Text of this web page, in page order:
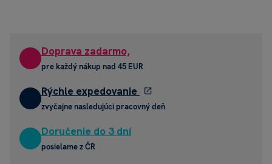
Doprava zadarmo,
pre každý nákup nad 45 EUR
Rýchle expedovanie
zvyčajne nasledujúci pracovný deň
Doručenie do 3 dní
posielame z ČR